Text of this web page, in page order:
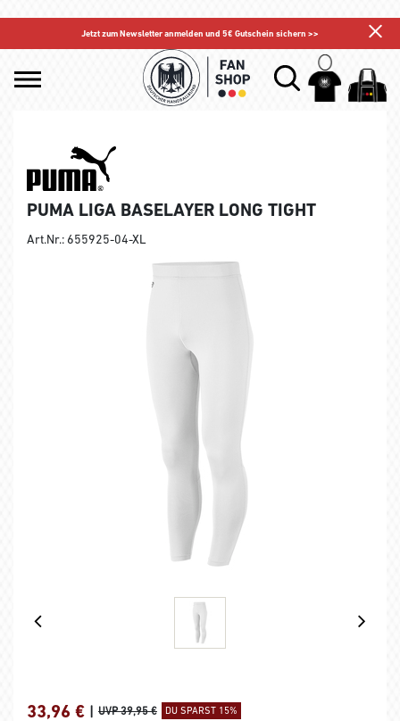
Jetzt zum Newsletter anmelden und 5€ Gutschein sichern >>
PUMA LIGA BASELAYER LONG TIGHT
Art.Nr.: 655925-04-XL
33,96 € | UVP 39,95 € DU SPARST 15%